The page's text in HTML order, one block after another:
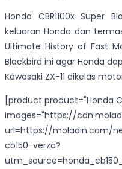
Honda CBR1100x Super
keluaran Honda dan
Ultimate History of Fast
Blackbird ini agar Honda
Kawasaki ZX-11 dikelas
[product product="Honda
images="https://
url=https://moladin.com/
cb150-verza?